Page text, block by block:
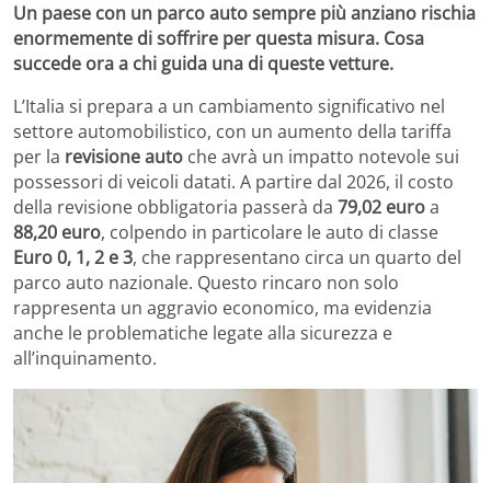
Un paese con un parco auto sempre più anziano rischia
enormemente di soffrire per questa misura. Cosa
succede ora a chi guida una di queste vetture.
L’Italia si prepara a un cambiamento significativo nel
settore automobilistico, con un aumento della tariffa
per la revisione auto che avrà un impatto notevole sui
possessori di veicoli datati. A partire dal 2026, il costo
della revisione obbligatoria passerà da 79,02 euroa
88,20 euro, colpendo in particolare le auto di classe
Euro 0, 1, 2 e 3, che rappresentano circa un quarto del
parco auto nazionale. Questo rincaro non solo
rappresenta un aggravio economico, ma evidenzia
anche le problematiche legate alla sicurezza e
all’inquinamento.